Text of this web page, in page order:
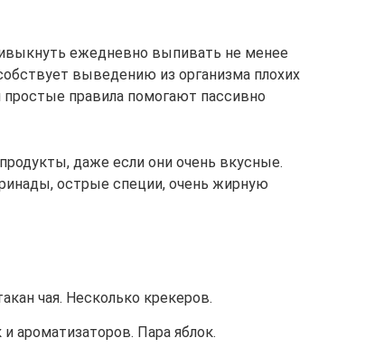
ежедневно выпивать не менее
выведению из организма плохих
правила помогают пассивно
даже если они очень вкусные.
острые специи, очень жирную
чая. Несколько крекеров.
ароматизаторов. Пара яблок.